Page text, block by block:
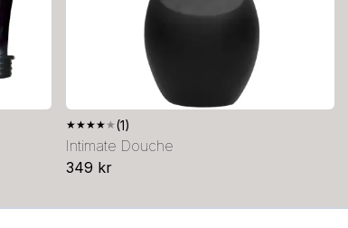
★★★★★ (1)
Intimate Douche
349 kr